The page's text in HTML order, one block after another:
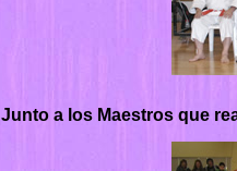
Junto a los Maestros que